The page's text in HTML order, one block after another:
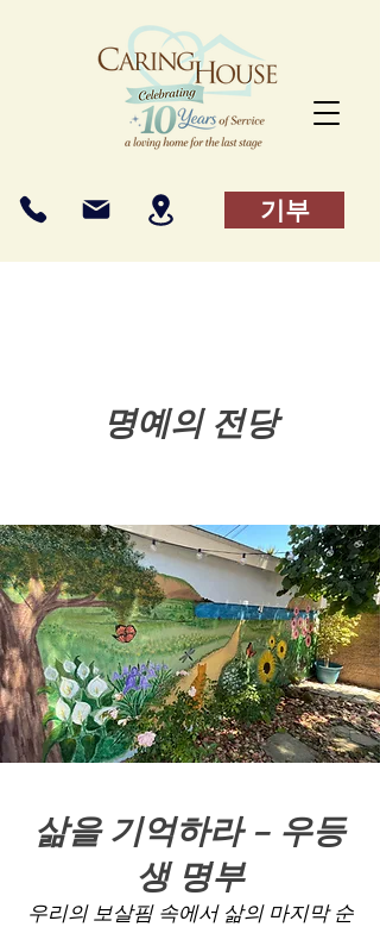
기부
명예의 전당
삶을 기억하라 – 우등
생 명부
우리의 보살핌 속에서 삶의 마지막 순